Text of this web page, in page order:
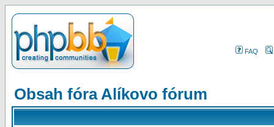
FAQ
Obsah fóra Alíkovo fórum